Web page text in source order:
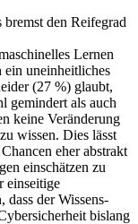
den Reifegrad
Lernen
ein uneinheitliches
(27 %) glaubt,
gemindert als auch
keine Veränderung
wissen. Dies lässt
eher abstrakt
einschätzen zu
einseitige
dass der Wissens-
bislang